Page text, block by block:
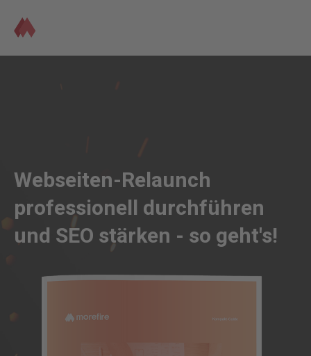
Webseiten-Relaunch
professionell durchführen
und SEO stärken - so geht's!